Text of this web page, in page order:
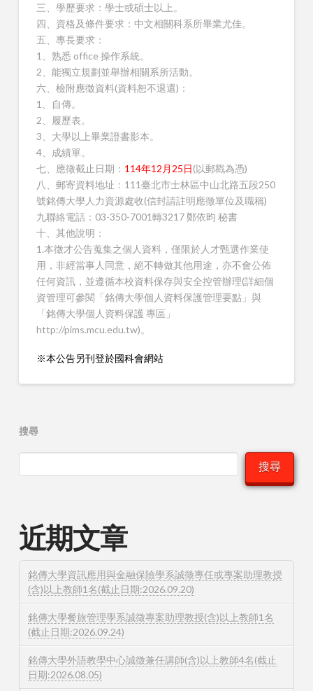
三、學歷要求：學士或碩士以上。
四、資格及條件要求：中文相關科系所畢業尤佳。
五、專長要求：
1、熟悉 office 操作系統。
2、能獨立規劃並舉辦相關系所活動。
六、檢附應徵資料(資料恕不退還)：
1、自傳。
2、履歷表。
3、大學以上畢業證書影本。
4、成績單。
七、應徵截止日期： 114年12月25日(以郵戳為憑)
八、郵寄資料地址：111臺北市士林區中山北路五段250
號銘傳大學人力資源處收(信封請註明應徵單位及職稱)
九聯絡電話：03-350-7001轉3217 鄭依昀 秘書
十、其他說明：
1.本徵才公告蒐集之個人資料，僅限於人才甄選作業使
用，非經當事人同意，絕不轉做其他用途，亦不會公佈
任何資訊，並遵循本校資料保存與安全控管辦理(詳細個
資管理可參閱「銘傳大學個人資料保護管理要點」與
「銘傳大學個人資料保護 專區」
http://pims.mcu.edu.tw)。
※本公告另刊登於國科會網站
搜尋
搜尋
近期文章
銘傳大學資訊應用與金融保險學系誠徵專任或專案助理教授
(含)以上教師1名(截止日期:2026.09.20)
銘傳大學餐旅管理學系誠徵專案助理教授(含)以上教師1名
(截止日期:2026.09.24)
銘傳大學外語教學中心誠徵兼任講師(含)以上教師4名(截止
日期:2026.08.05)